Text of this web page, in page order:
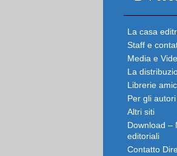
La casa
Staff e
Media e
La
Librerie
Per gli autori
Altri siti
Download –
editoriali
Contatto